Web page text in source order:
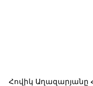
Հովիկ